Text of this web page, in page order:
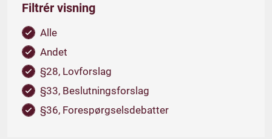
Filtrér visning
Alle
Andet
§28, Lovforslag
§33, Beslutningsforslag
§36, Forespørgselsdebatter